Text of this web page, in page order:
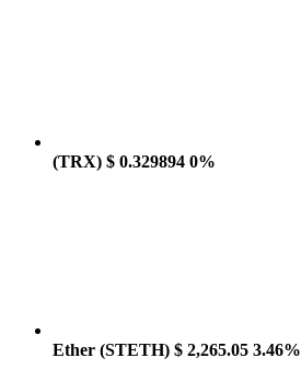
(TRX) $ 0.329894 0%
Ether (STETH) $ 2,265.05 3.46%